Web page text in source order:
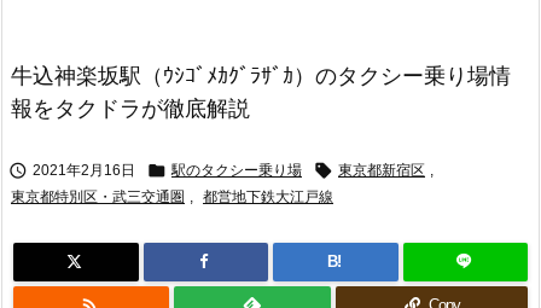
牛込神楽坂駅（ｳｼｺﾞﾒｶｸﾞﾗｻﾞｶ）のタクシー乗り場情
報をタクドラが徹底解説
 2021年2月16日  駅のタクシー乗り場  東京都新宿区 ,
東京都特別区・武三交通圏 , 都営地下鉄大江戸線
B!